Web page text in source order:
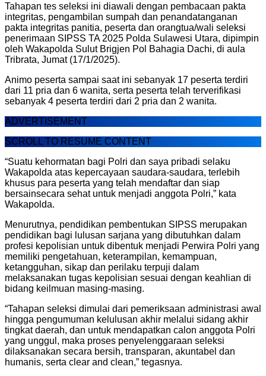
Tahapan tes seleksi ini diawali dengan pembacaan pakta
integritas, pengambilan sumpah dan penandatanganan
pakta integritas panitia, peserta dan orangtua/wali seleksi
penerimaan SIPSS TA 2025 Polda Sulawesi Utara, dipimpin
oleh Wakapolda Sulut Brigjen Pol Bahagia Dachi, di aula
Tribrata, Jumat (17/1/2025).
Animo peserta sampai saat ini sebanyak 17 peserta terdiri
dari 11 pria dan 6 wanita, serta peserta telah terverifikasi
sebanyak 4 peserta terdiri dari 2 pria dan 2 wanita.
ADVERTISEMENT
SCROLL TO RESUME CONTENT
“Suatu kehormatan bagi Polri dan saya pribadi selaku
Wakapolda atas kepercayaan saudara-saudara, terlebih
khusus para peserta yang telah mendaftar dan siap
bersainsecara sehat untuk menjadi anggota Polri,” kata
Wakapolda.
Menurutnya, pendidikan pembentukan SIPSS merupakan
pendidikan bagi lulusan sarjana yang dibutuhkan dalam
profesi kepolisian untuk dibentuk menjadi Perwira Polri yang
memiliki pengetahuan, keterampilan, kemampuan,
ketangguhan, sikap dan perilaku terpuji dalam
melaksanakan tugas kepolisian sesuai dengan keahlian di
bidang keilmuan masing-masing.
“Tahapan seleksi dimulai dari pemeriksaan administrasi awal
hingga pengumuman kelulusan akhir melalui sidang akhir
tingkat daerah, dan untuk mendapatkan calon anggota Polri
yang unggul, maka proses penyelenggaraan seleksi
dilaksanakan secara bersih, transparan, akuntabel dan
humanis, serta clear and clean,” tegasnya.